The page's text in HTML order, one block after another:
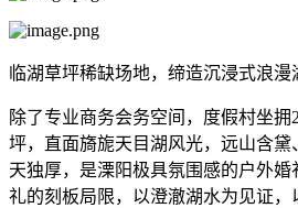
临湖草坪稀缺场地，缔造沉浸式浪漫
除了专业商务会务空间，度假村坐拥
坪，直面旖旎天目湖风光，远山含
天独厚，是溧阳极具氛围感的户外
礼的刻板局限，以澄澈湖水为见证